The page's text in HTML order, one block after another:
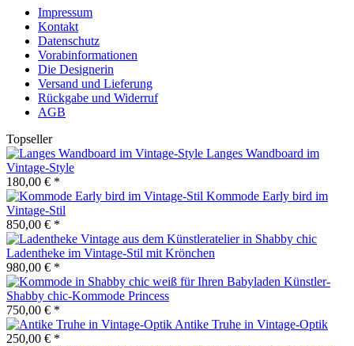
Impressum
Kontakt
Datenschutz
Vorabinformationen
Die Designerin
Versand und Lieferung
Rückgabe und Widerruf
AGB
Topseller
Langes Wandboard im
Vintage-Style
180,00 € *
Kommode Early bird im
Vintage-Stil
850,00 € *
Ladentheke im Vintage-Stil mit Krönchen
980,00 € *
Künstler-
Shabby chic-Kommode Princess
750,00 € *
Antike Truhe in Vintage-Optik
250,00 € *